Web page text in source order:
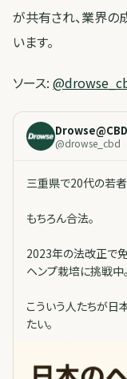
が共有され、業界の
います。
ソース:
@drowse_cbd
三重県で20代の若者
もちろん合法。
2023年の法改正で
ヘンプ栽培に挑戦中
こういう人たちが日
たい。